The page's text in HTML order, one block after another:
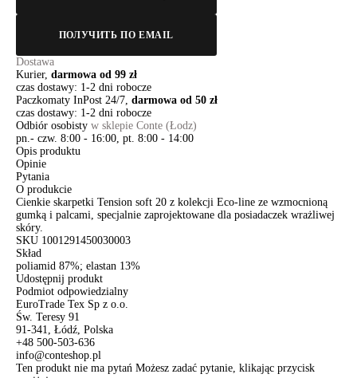
ПОЛУЧИТЬ ПО EMAIL
Dostawa
Kurier, darmowa od 99 zł
czas dostawy: 1-2 dni robocze
Paczkomaty InPost 24/7, darmowa od 50 zł
czas dostawy: 1-2 dni robocze
Odbiór osobisty w sklepie Conte (Łodz)
pn.- czw. 8:00 - 16:00, pt. 8:00 - 14:00
Opis produktu
Opinie
Pytania
O produkcie
Cienkie skarpetki Tension soft 20 z kolekcji Eco-line ze wzmocnioną
gumką i palcami, specjalnie zaprojektowane dla posiadaczek wrażliwej
skóry.
SKU 1001291450030003
Skład
poliamid 87%; elastan 13%
Udostępnij produkt
Podmiot odpowiedzialny
EuroTrade Tex Sp z o.o.
Św. Teresy 91
91-341, Łódź, Polska
+48 500-503-636
info@conteshop.pl
Ten produkt nie ma pytań Możesz zadać pytanie, klikając przycisk